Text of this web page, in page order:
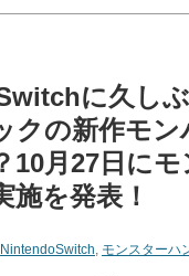
に久し
クの新作モン
10月27日に
施を発表！
NintendoSwitch, モンスターハ